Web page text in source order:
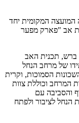
המועצה המקומית יחד
אב "פארק מפער
ברש, תכנית האב
של מרחב הנחל
הסמוכות, וקרית
המרחב וכוללת צוות
והסביבה עם
הנחל לציבור ולפתח